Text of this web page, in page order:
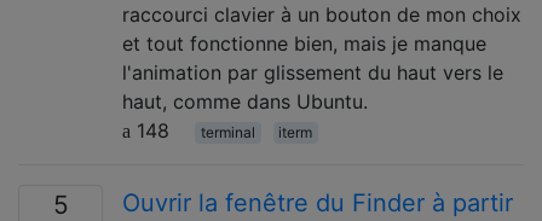
raccourci clavier à un bouton de mon choix
et tout fonctionne bien, mais je manque
l'animation par glissement du haut vers le
haut, comme dans Ubuntu.
148
terminal iterm
5
Ouvrir la fenêtre du Finder à partir